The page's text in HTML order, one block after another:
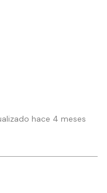
hace 4 meses